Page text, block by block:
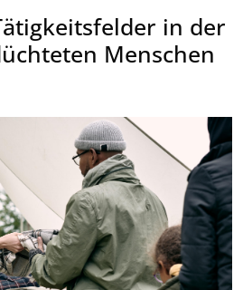
in der
Menschen